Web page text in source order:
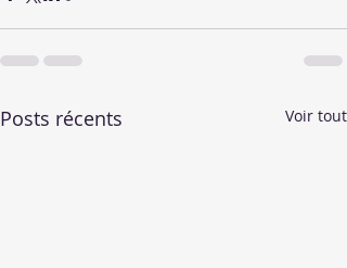
Posts récents Voir tout